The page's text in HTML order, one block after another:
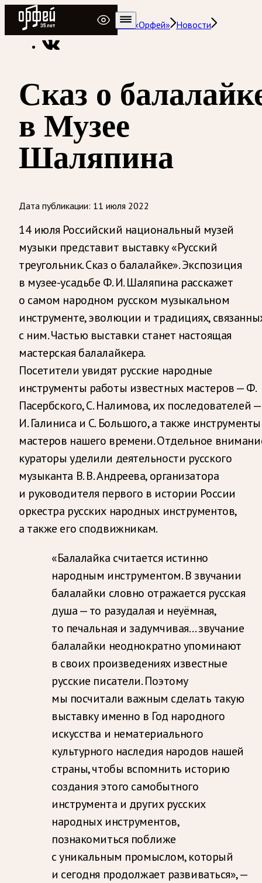
Радио Орфей
Радио классической музыки «Орфей» Новости
Сказ о
в Музее
Шаляпина
Дата публикации: 11 июля 2022
14 июля Российский национальный музей
музыки представит выставку «Русский
треугольник. Сказ о балалайке». Экспозиция
в музее-усадьбе Ф. И. Шаляпина расскажет
о самом народном русском музыкальном
инструменте, эволюции и традициях,
с ним. Частью выставки станет настоящая
мастерская балалайкера.
Посетители увидят русские народные
инструменты работы известных мастеров — Ф.
Пасербского, С. Налимова, их последователей —
И. Галиниса и С. Большого, а также инструменты
мастеров нашего времени. Отдельное
кураторы уделили деятельности русского
музыканта В. В. Андреева, организатора
и руководителя первого в истории России
оркестра русских народных инструментов,
а также его сподвижникам.
«Балалайка считается истинно
народным инструментом. В звучании
балалайки словно отражается русская
душа — то разудалая и неуёмная,
то печальная и задумчивая… звучание
балалайки неоднократно упоминают
в своих произведениях известные
русские писатели. Поэтому
мы посчитали важным сделать такую
выставку именно в Год народного
искусства и нематериального
культурного наследия народов нашей
страны, чтобы вспомнить историю
создания этого самобытного
инструмента и других русских
народных инструментов,
познакомиться поближе
с уникальным промыслом, который
и сегодня продолжает развиваться», —